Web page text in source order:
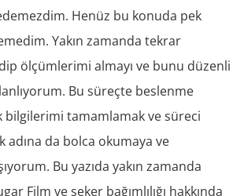
Henüz bu konuda pek
Yakın zamanda tekrar
ölçümlerimi almayı ve bunu düzenli
Bu süreçte beslenme
bilgilerimi tamamlamak ve süreci
adına da bolca okumaya ve
Bu yazıda yakın zamanda
Film ve şeker bağımlılığı hakkında